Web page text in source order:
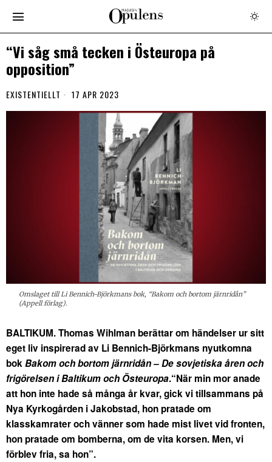
“Vi såg små tecken i Östeuropa på
opposition”
EXISTENTIELLT 17 APR 2023
Omslaget till Li Bennich-Björkmans bok, “Bakom och bortom järnridån”
(Appell förlag).
BALTIKUM. Thomas Wihlman berättar om händelser ur sitt
eget liv inspirerad av Li Bennich-Björkmans nyutkomna
bokBakom och bortom järnridån – De sovjetiska åren och
frigörelsen i Baltikum och Östeuropa.“När min mor anade
att hon inte hade så många år kvar, gick vi tillsammans på
Nya Kyrkogården i Jakobstad, hon pratade om
klasskamrater och vänner som hade mist livet vid fronten,
hon pratade om bomberna, om de vita korsen. Men, vi
förblev fria, sa hon”.